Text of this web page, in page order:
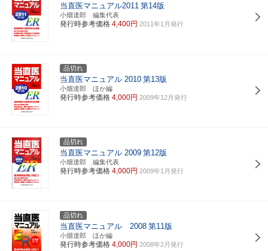
当直医マニュアル2011 第14版
小畑達郎 編集代表
発行時参考価格 4,400円 2011年1月発行
品切れ
当直医マニュアル 2010 第13版
小畑達郎 ほか編
発行時参考価格 4,000円 2009年12月発行
品切れ
当直医マニュアル 2009 第12版
小畑達郎 編集代表
発行時参考価格 4,000円 2009年1月発行
品切れ
当直医マニュアル 2008 第11版
小畑達郎 ほか編
発行時参考価格 4,000円 2008年2月発行